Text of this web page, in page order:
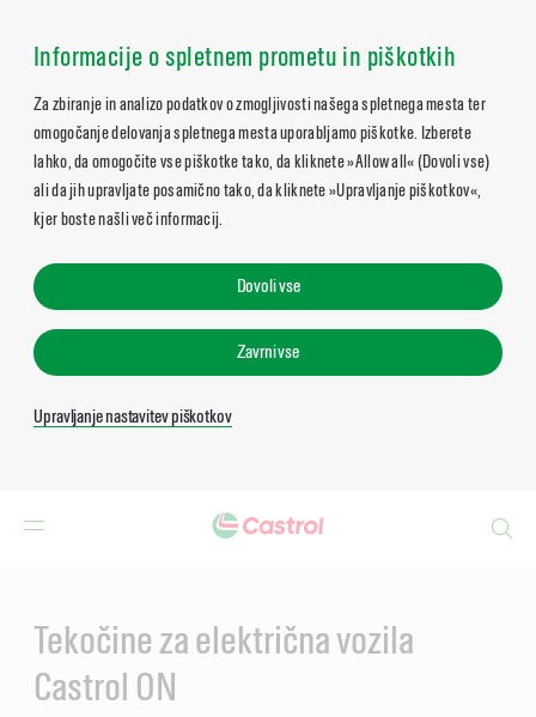
Informacije o spletnem prometu in piškotkih
Za zbiranje in analizo podatkov o zmogljivosti našega spletnega mesta ter
omogočanje delovanja spletnega mesta uporabljamo piškotke. Izberete
lahko, da omogočite vse piškotke tako, da kliknete »Allow all« (Dovoli vse)
ali da jih upravljate posamično tako, da kliknete »Upravljanje piškotkov«,
kjer boste našli več informacij.
Dovoli vse
Zavrni vse
Upravljanje nastavitev piškotkov
Tekočine za električna vozila
Castrol ON